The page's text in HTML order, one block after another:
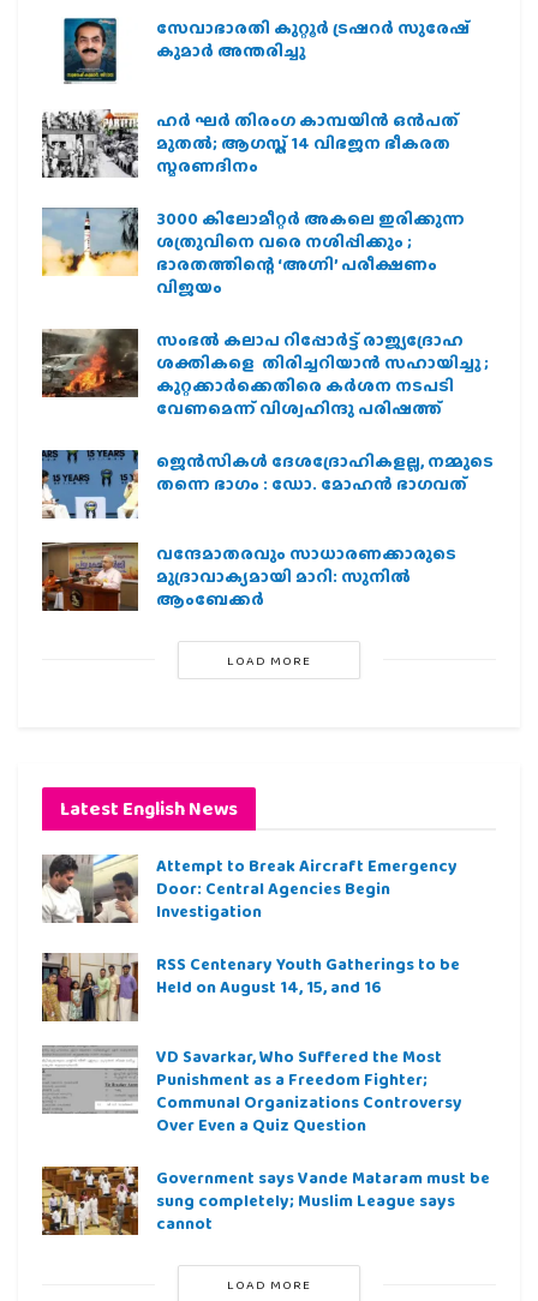
സേവാഭാരതി കുറ്റൂർ ട്രഷറർ സുരേഷ്
കുമാർ അന്തരിച്ചു
ഹര്‍ ഘര്‍ തിരംഗ കാമ്പയിന്‍ ഒന്‍പത്
മുതല്‍; ആഗസ്ത് 14 വിഭജന ഭീകരത
സ്മരണദിനം
3000 കിലോമീറ്റർ അകലെ ഇരിക്കുന്ന
ശത്രുവിനെ വരെ നശിപ്പിക്കും ;
ഭാരതത്തിന്റെ ‘അഗ്നി’ പരീക്ഷണം
വിജയം
സംഭൽ കലാപ റിപ്പോർട്ട് രാജ്യദ്രോഹ
ശക്തികളെ തിരിച്ചറിയാൻ സഹായിച്ചു ;
കുറ്റക്കാർക്കെതിരെ കർശന നടപടി
വേണമെന്ന് വിശ്വഹിന്ദു പരിഷത്ത്
ജെന്‍സികള്‍ ദേശദ്രോഹികളല്ല, നമ്മുടെ
തന്നെ ഭാഗം : ഡോ. മോഹന്‍ ഭാഗവത്
വന്ദേമാതരവും സാധാരണക്കാരുടെ
മുദ്രാവാക്യമായി മാറി: സുനിൽ
ആംബേക്കർ
LOAD MORE
Latest English News
Attempt to Break Aircraft Emergency
Door: Central Agencies Begin
Investigation
RSS Centenary Youth Gatherings to be
Held on August 14, 15, and 16
VD Savarkar, Who Suffered the Most
Punishment as a Freedom Fighter;
Communal Organizations Controversy
Over Even a Quiz Question
Government says Vande Mataram must be
sung completely; Muslim League says
cannot
LOAD MORE